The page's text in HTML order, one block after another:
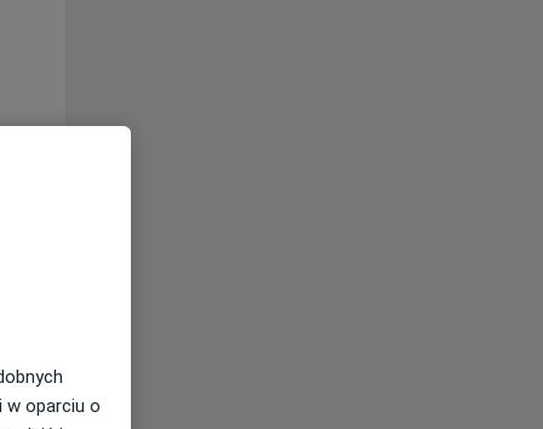
10 Sie
w oparciu o